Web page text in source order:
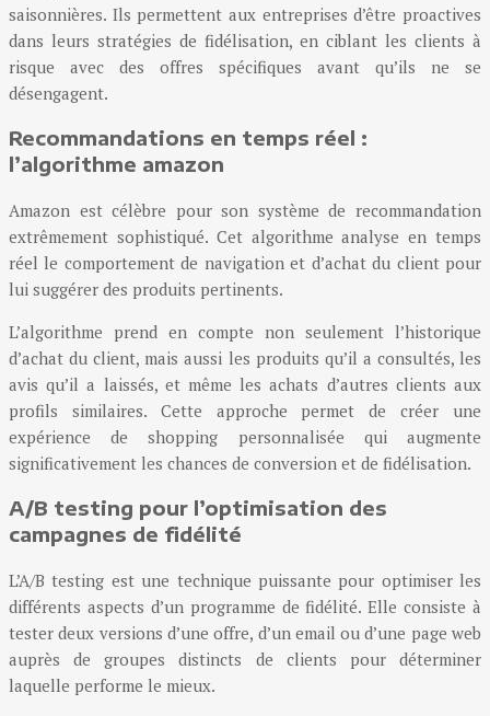
saisonnières. Ils permettent aux entreprises d’être proactives
dans leurs stratégies de fidélisation, en ciblant les clients à
risque avec des offres spécifiques avant qu’ils ne se
désengagent.
Recommandations en temps réel :
l’algorithme amazon
Amazon est célèbre pour son système de recommandation
extrêmement sophistiqué. Cet algorithme analyse en temps
réel le comportement de navigation et d’achat du client pour
lui suggérer des produits pertinents.
L’algorithme prend en compte non seulement l’historique
d’achat du client, mais aussi les produits qu’il a consultés, les
avis qu’il a laissés, et même les achats d’autres clients aux
profils similaires. Cette approche permet de créer une
expérience de shopping personnalisée qui augmente
significativement les chances de conversion et de fidélisation.
A/B testing pour l’optimisation des
campagnes de fidélité
L’A/B testing est une technique puissante pour optimiser les
différents aspects d’un programme de fidélité. Elle consiste à
tester deux versions d’une offre, d’un email ou d’une page web
auprès de groupes distincts de clients pour déterminer
laquelle performe le mieux.